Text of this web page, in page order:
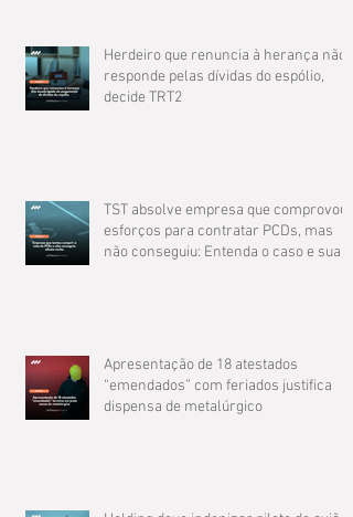
Herdeiro que renuncia à herança não
responde pelas dívidas do espólio,
decide TRT2
TST absolve empresa que comprovou
esforços para contratar PCDs, mas
não conseguiu: Entenda o caso e suas
Apresentação de 18 atestados
“emendados” com feriados justifica
dispensa de metalúrgico